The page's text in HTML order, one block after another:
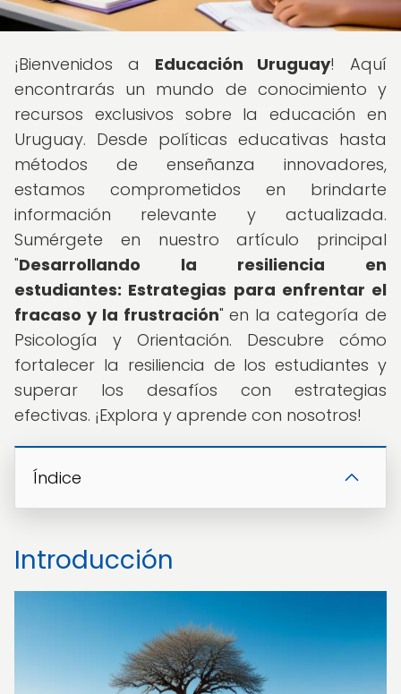
¡Bienvenidos a Educación Uruguay! Aquí
encontrarás un mundo de conocimiento y
recursos exclusivos sobre la educación en
Uruguay. Desde políticas educativas hasta
métodos de enseñanza innovadores,
estamos comprometidos en brindarte
información relevante y actualizada.
Sumérgete en nuestro artículo principal
"Desarrollando la resiliencia en
estudiantes: Estrategias para enfrentar el
fracaso y la frustración" en la categoría de
Psicología y Orientación. Descubre cómo
fortalecer la resiliencia de los estudiantes y
superar los desafíos con estrategias
efectivas. ¡Explora y aprende con nosotros!
Índice
Introducción